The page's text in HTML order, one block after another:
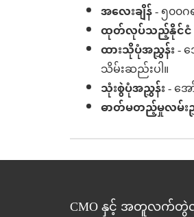
အလေးချိန်- ၅၀၀
ထုတ်လုပ်သည့်နိုင်ငံ
ထားသိုပုံအညွှန်း-
သိမ်းဆည်းပါ။
သုံးစွဲပုံအညွှန်း- အ
ဓာတ်မတည့်မှုလမ်း
CMO နှင့် အတူလက်တွဲ